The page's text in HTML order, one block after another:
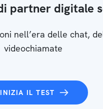
partner digitale
nell’era delle chat,
videochiamate
INIZIA IL TEST